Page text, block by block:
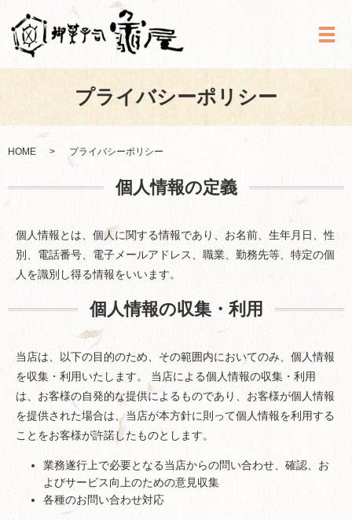
メ
プライバシーポリシー
HOME プライバシーポリシー
個人情報の定義
個人情報とは、個人に関する情報であり、お名前、生年月日、性
別、電話番号、電子メールアドレス、職業、勤務先等、特定の個
人を識別し得る情報をいいます。
個人情報の収集・利用
当店は、以下の目的のため、その範囲内においてのみ、個人情報
を収集・利用いたします。 当店による個人情報の収集・利用
は、お客様の自発的な提供によるものであり、お客様が個人情報
を提供された場合は、当店が本方針に則って個人情報を利用する
ことをお客様が許諾したものとします。
業務遂行上で必要となる当店からの問い合わせ、確認、お
よびサービス向上のための意見収集
各種のお問い合わせ対応